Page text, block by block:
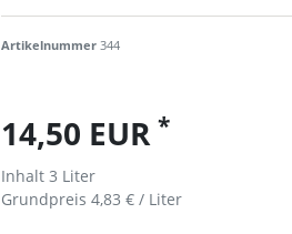
Artikelnummer344
14,50 EUR*
Inhalt3 Liter
Grundpreis4,83 € / Liter